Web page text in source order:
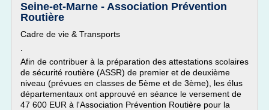
Seine-et-Marne - Association Prévention
Routière
Cadre de vie & Transports
Afin de contribuer à la préparation des attestations scolaires
de sécurité routière (ASSR) de premier et de deuxième
niveau (prévues en classes de 5ème et de 3ème), les élus
départementaux ont approuvé en séance le versement de
47 600 EUR à l'Association Prévention Routière pour la